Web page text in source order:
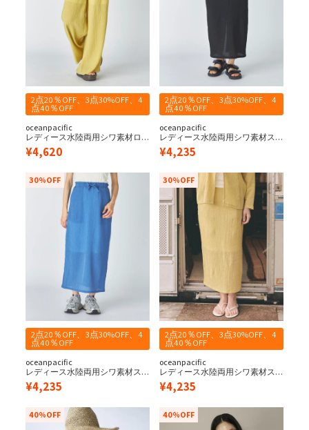
2点20％OFF、3点30%OFF、4
点40％OFF
oceanpacific
レディース水陸両用シワ素材ロ
ングパンツ
¥4,620
2点20％OFF、3点30%OFF、4
点40％OFF
oceanpacific
レディース水陸両用シワ素材ス
カート
¥4,235
2点20％OFF、3点30%OFF、4
点40％OFF
oceanpacific
レディース水陸両用シワ素材ス
カート
30%OFF
¥4,235
2点20％OFF、3点30%OFF、4
点40％OFF
oceanpacific
レディース水陸両用シワ素材ス
カート
30%OFF
¥4,235
40%OFF 40%OFF